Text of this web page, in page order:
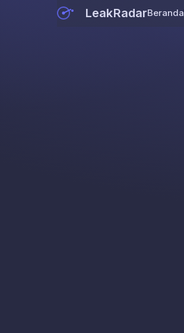
LeakRadarBeranda